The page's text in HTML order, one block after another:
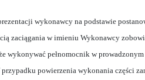
wykonawcy na podstawie
zaciągania w imieniu Wykonawcy
wykonywać pełnomocnik w
powierzenia wykonania części